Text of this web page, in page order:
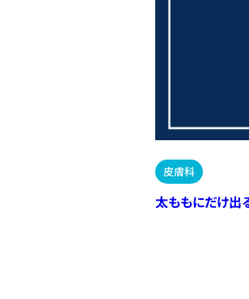
皮膚科
太ももにだけ出